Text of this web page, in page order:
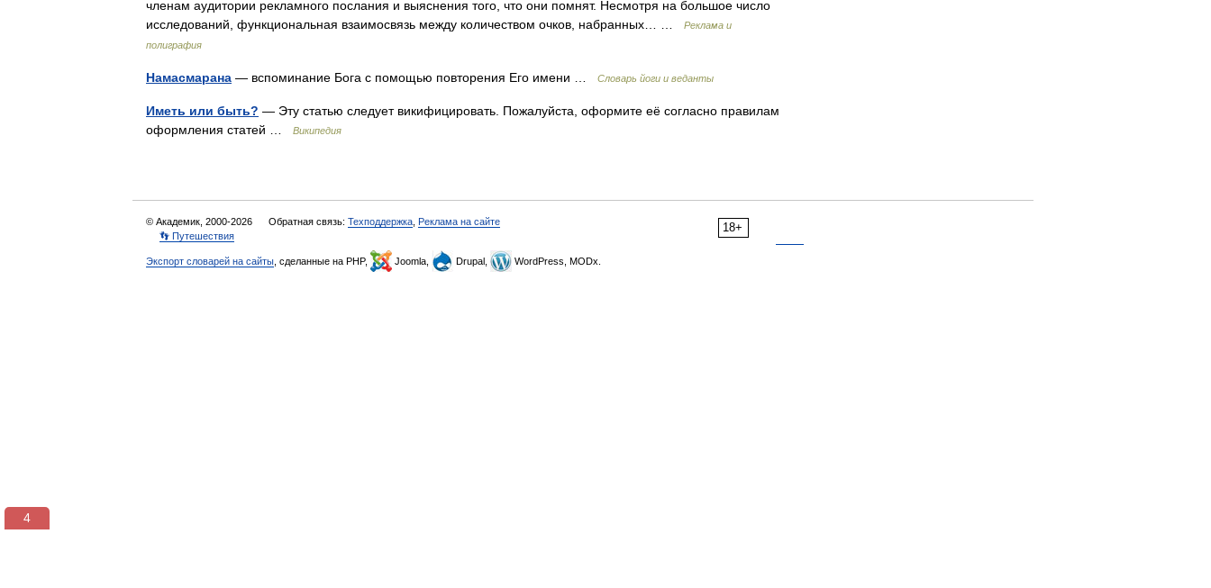
членам аудитории рекламного послания и выяснения того, что они помнят. Несмотря на большое число
исследований, функциональная взаимосвязь между количеством очков, набранных… …
Реклама и
полиграфия
Намасмарана — вспоминание Бога с помощью повторения Его имени … Словарь йоги и веданты
Иметь или быть? — Эту статью следует викифицировать. Пожалуйста, оформите её согласно правилам
оформления статей …
Википедия
18+
© Академик, 2000-2026 Обратная связь: Техподдержка Реклама на сайте
👣 Путешествия
Экспорт словарей на сайты , сделанные на PHP, Joomla, Drupal, WordPress, MODx.
3